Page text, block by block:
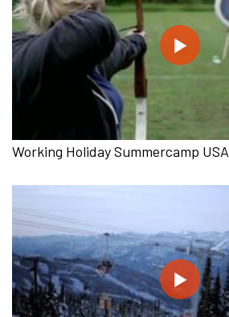
Working Holiday Summercamp USA